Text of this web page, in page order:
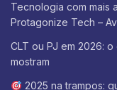
Tecnologia com mais
Protagonize Tech –
CLT ou PJ em 2026:
mostram
2025 na trampos: